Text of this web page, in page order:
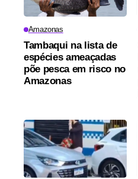
Amazonas
Tambaqui na lista de
espécies ameaçadas
põe pesca em risco no
Amazonas